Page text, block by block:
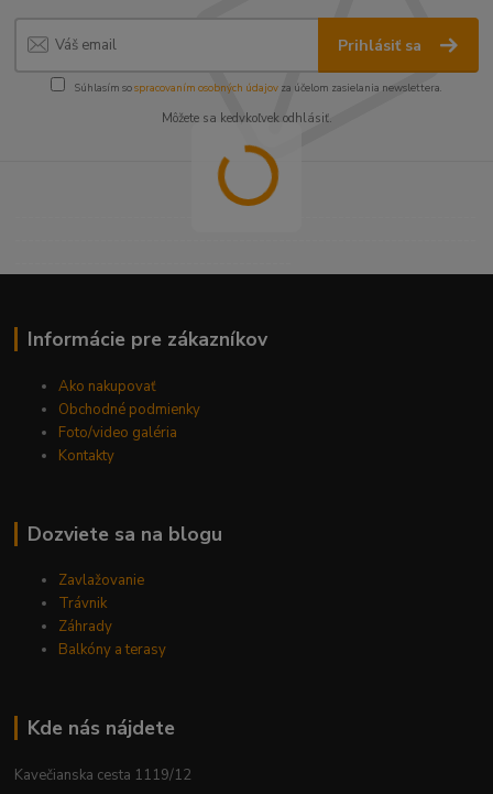
Prihlásiť sa
Súhlasím sospracovaním osobných údajov za účelom zasielania newslettera.
Môžete sa kedykoľvek odhlásiť.
Informácie pre zákazníkov
Ako nakupovať
Obchodné podmienky
Foto/video galéria
Kontakty
Dozviete sa na blogu
Zavlažovanie
Trávnik
Záhrady
Balkóny a terasy
Kde nás nájdete
Kavečianska cesta 1119/12